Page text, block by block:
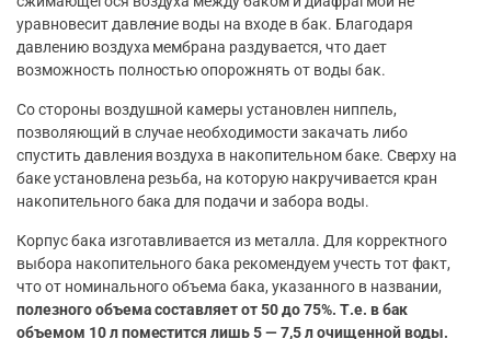
уравновесит давление воды на входе в бак. Благодаря
давлению воздуха мембрана раздувается, что дает
возможность полностью опорожнять от воды бак.
Со стороны воздушной камеры установлен ниппель,
позволяющий в случае необходимости закачать либо
спустить давления воздуха в накопительном баке. Сверху на
баке установлена резьба, на которую накручивается кран
накопительного бака для подачи и забора воды.
Корпус бака изготавливается из металла. Для корректного
выбора накопительного бака рекомендуем учесть тот факт,
что от номинального объема бака, указанного в названии,
полезного объема составляет от 50 до 75%. Т.е. в бак
объемом 10 л поместится лишь 5 — 7,5 л очищенной воды.